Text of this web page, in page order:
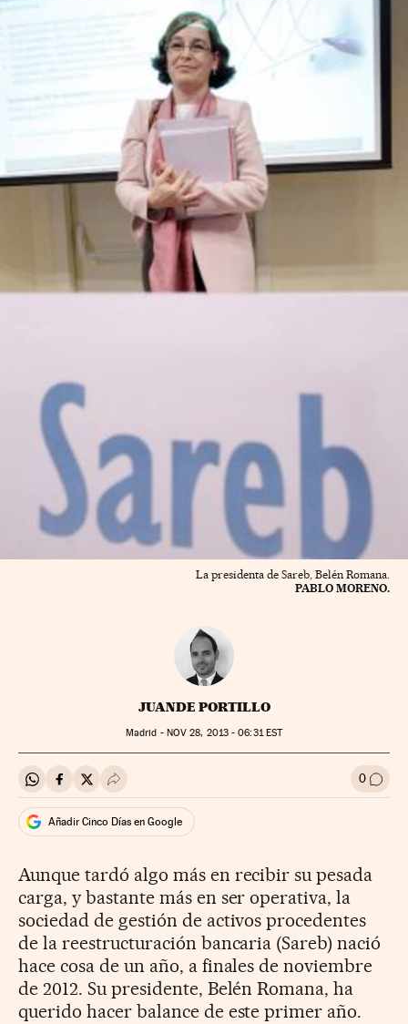
La presidenta de Sareb, Belén Romana.
PABLO MORENO.
JUANDE PORTILLO
Madrid - NOV 28, 2013 - 06:31EST
Compartir en Whatsapp
Compartir en Facebook
Compartir en Twitter
Desplegar Redes Sociales 0 Ir a
Añadir Cinco Días en Google
Aunque tardó algo más en recibir su pesada
carga, y bastante más en ser operativa, la
sociedad de gestión de activos procedentes
de la reestructuración bancaria (Sareb) nació
hace cosa de un año, a finales de noviembre
de 2012. Su presidente, Belén Romana, ha
querido hacer balance de este primer año.